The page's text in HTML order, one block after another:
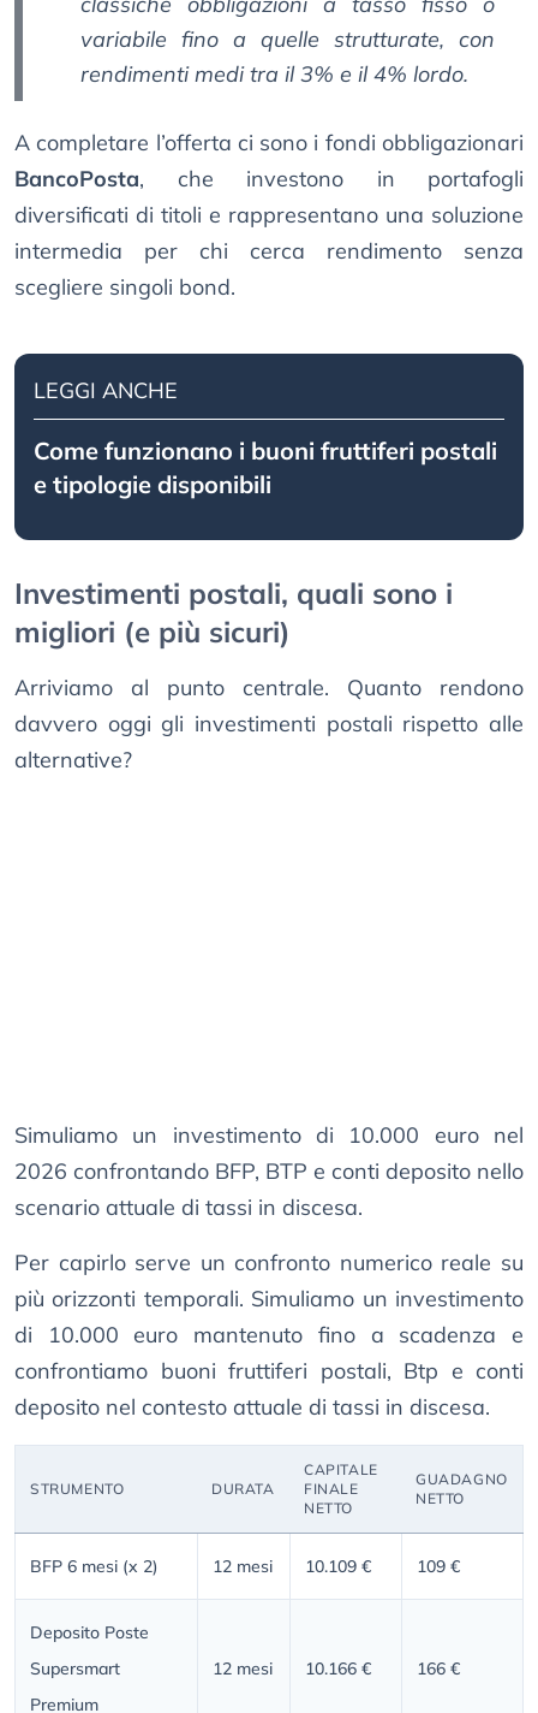
variabile fino a quelle strutturate, con
rendimenti medi tra il 3% e il 4% lordo.
A completare l’offerta ci sono i fondi obbligazionari
BancoPosta, che investono in portafogli
diversificati di titoli e rappresentano una soluzione
intermedia per chi cerca rendimento senza
scegliere singoli bond.
LEGGI ANCHE
Come funzionano i buoni fruttiferi postali
e tipologie disponibili
Investimenti postali, quali sono i
migliori (e più sicuri)
Arriviamo al punto centrale. Quanto rendono
davvero oggi gli investimenti postali rispetto alle
alternative?
Simuliamo un investimento di 10.000 euro nel
2026 confrontando BFP, BTP e conti deposito nello
scenario attuale di tassi in discesa.
Per capirlo serve un confronto numerico reale su
più orizzonti temporali. Simuliamo un investimento
di 10.000 euro mantenuto fino a scadenza e
confrontiamo buoni fruttiferi postali, Btp e conti
deposito nel contesto attuale di tassi in discesa.
STRUMENTO DURATA
CAPITALE
FINALE
NETTO
GUADAGNO
NETTO
BFP 6 mesi (x 2) 12 mesi 10.109 € 109 €
Deposito Poste
Supersmart
Premium
12 mesi 10.166 € 166 €